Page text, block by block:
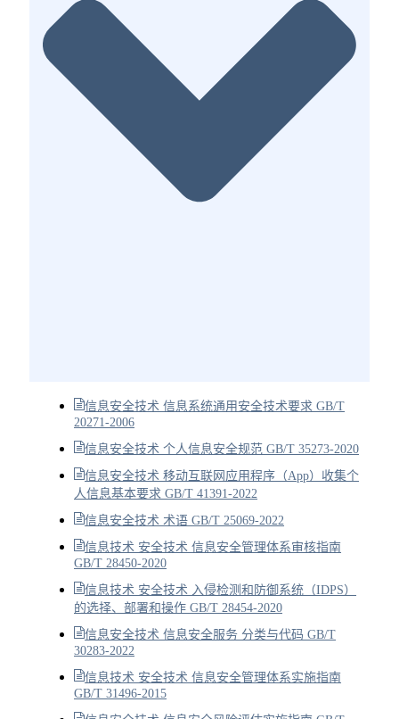
信息安全技术 信息系统通用安全技术要求 GB/T
20271-2006
信息安全技术 个人信息安全规范 GB/T 35273-2020
信息安全技术 移动互联网应用程序（App）收集个
人信息基本要求 GB/T 41391-2022
信息安全技术 术语 GB/T 25069-2022
信息技术 安全技术 信息安全管理体系审核指南
GB/T 28450-2020
信息技术 安全技术 入侵检测和防御系统（IDPS）
的选择、部署和操作 GB/T 28454-2020
信息安全技术 信息安全服务 分类与代码 GB/T
30283-2022
信息技术 安全技术 信息安全管理体系实施指南
GB/T 31496-2015